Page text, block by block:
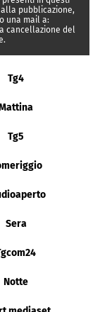
pubblicazione,
una mail a:
cancellazione del
Tg4
Tg5
Sera
Notte